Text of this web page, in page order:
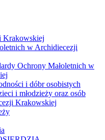
Krakowskiej
w Archidiecezji
Ochrony Małoletnich w
i dóbr osobistych
i młodzieży oraz osób
Krakowskiej